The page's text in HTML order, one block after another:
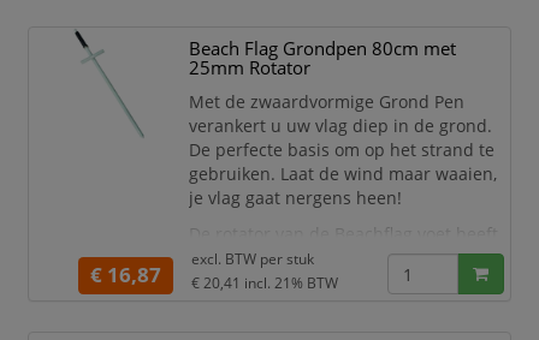
een diameter van 17 mm en is geschikt
voor de Beach Flag Budget.
Perfect geschikt voor alle vlakke
Beach Flag Grondpen 80cm met
25mm Rotator
Met de zwaardvormige Grond Pen
verankert u uw vlag diep in de grond.
De perfecte basis om op het strand te
gebruiken. Laat de wind maar waaien,
je vlag gaat nergens heen!
De rotator van de Beachflag voet heeft
een diameter van 25 mm en is geschikt
voor de Beach Flag Alu, Beach Flag
€ 16,87
excl. BTW perstuk
€ 20,41 incl. 21% BTW